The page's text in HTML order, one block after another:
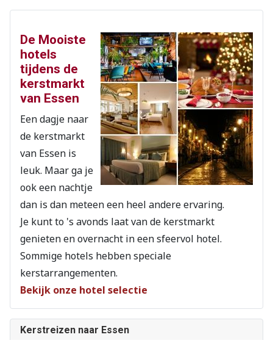
De Mooiste
hotels
tijdens de
kerstmarkt
van Essen
Een dagje naar
de kerstmarkt
van Essen is
leuk. Maar ga je
ook een nachtje
dan is dan meteen een heel andere ervaring.
Je kunt to 's avonds laat van de kerstmarkt
genieten en overnacht in een sfeervol hotel.
Sommige hotels hebben speciale
kerstarrangementen.
Bekijk onze hotel selectie
Kerstreizen naar Essen